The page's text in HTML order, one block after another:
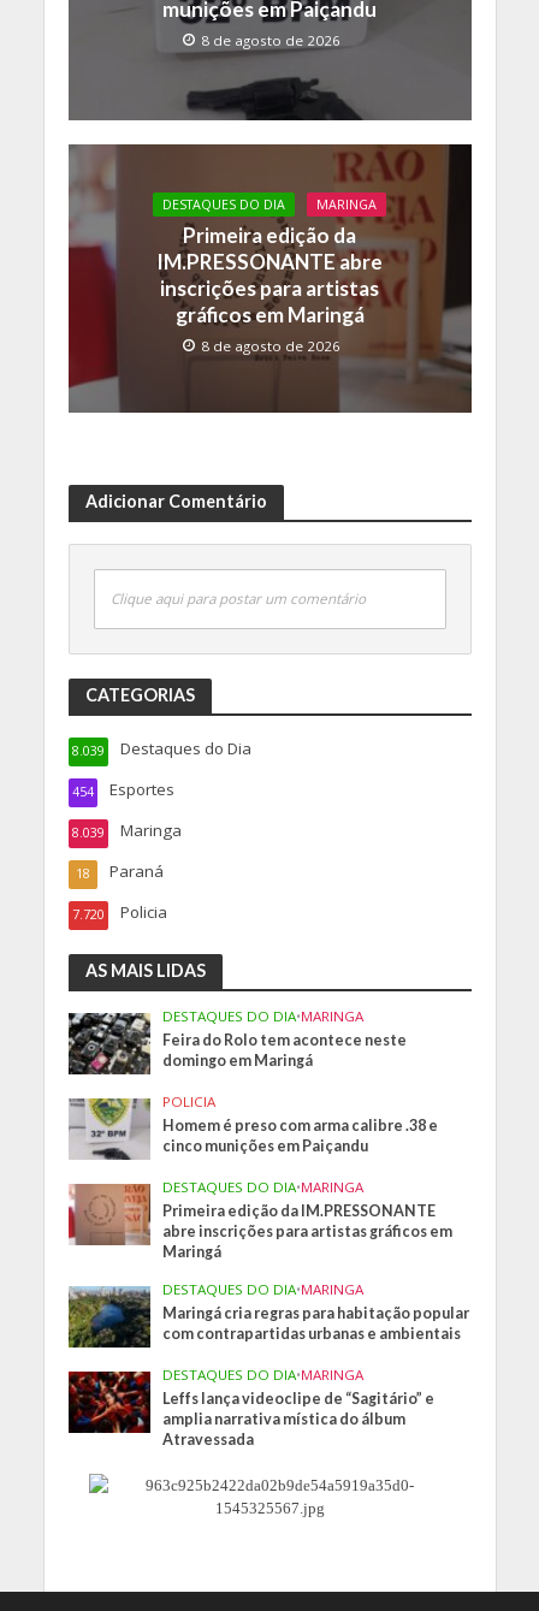
munições em Paiçandu
8 de agosto de 2026
DESTAQUES DO DIA MARINGA
Primeira edição da
IM.PRESSONANTE abre
inscrições para artistas
gráficos em Maringá
8 de agosto de 2026
Adicionar Comentário
Clique aqui para postar um comentário
CATEGORIAS
Destaques do Dia
8.039
Esportes
454
Maringa
8.039
Paraná
18
Policia
7.720
AS MAIS LIDAS
DESTAQUES DO DIA•MARINGA
Feira do Rolo tem acontece neste
domingo em Maringá
POLICIA
Homem é preso com arma calibre .38 e
cinco munições em Paiçandu
DESTAQUES DO DIA•MARINGA
Primeira edição da IM.PRESSONANTE
abre inscrições para artistas gráficos em
Maringá
DESTAQUES DO DIA•MARINGA
Maringá cria regras para habitação popular
com contrapartidas urbanas e ambientais
DESTAQUES DO DIA•MARINGA
Leffs lança videoclipe de “Sagitário” e
amplia narrativa mística do álbum
Atravessada